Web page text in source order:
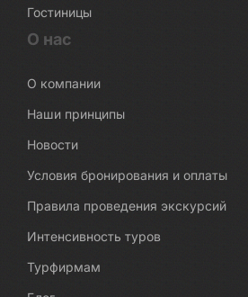
Гостиницы
О нас
О компании
Наши принципы
Новости
Условия бронирования и оплаты
Правила проведения экскурсий
Интенсивность туров
Турфирмам